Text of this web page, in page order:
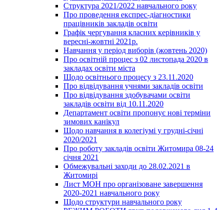
Структура 2021/2022 навчального року
Про проведення експрес-діагностики
працівників закладів освіти
Графік чергування класних керівників у
вересні-жовтні 2021р.
Навчання у період виборів (жовтень 2020)
Про освітній процес з 02 листопада 2020 в
закладах освіти міста
Щодо освітнього процесу з 23.11.2020
Про відвідування учнями закладів освіти
Про відвідування здобувачами освіти
закладів освіти від 10.11.2020
Департамент освіти пропонує нові терміни
зимових канікул
Щодо навчання в колегіумі у грудні-січні
2020/2021
Про роботу закладів освіти Житомира 08-24
січня 2021
Обмежувальні заходи до 28.02.2021 в
Житомирі
Лист МОН про організоване завершення
2020-2021 навчального року
Щодо структури навчального року